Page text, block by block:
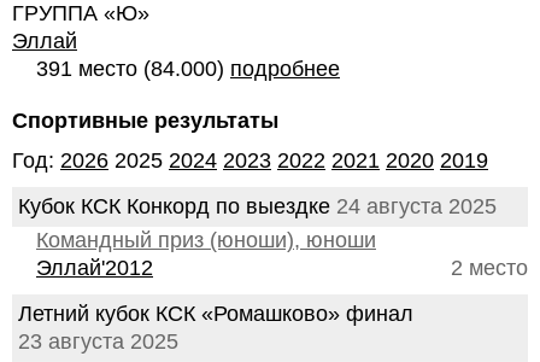
ГРУППА «Ю»
Эллай
391 место (84.000) подробнее
Спортивные результаты
Год: 2026 2025 2024 2023 2022 2021 2020 2019
Кубок КСК Конкорд по выездке 24 августа 2025
Командный приз (юноши), юноши
2 место
Эллай'2012
Летний кубок КСК «Ромашково» финал
23 августа 2025